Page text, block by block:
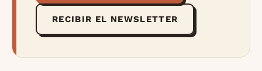
RECIBIR EL NEWSLETTER